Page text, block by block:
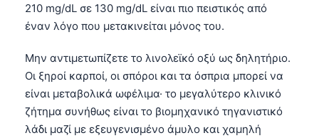
210 mg/dL σε 130 mg/dL είναι πιο πειστικός από
έναν λόγο που μετακινείται μόνος του.
Μην αντιμετωπίζετε το λινολεϊκό οξύ ως δηλητήριο.
Οι ξηροί καρποί, οι σπόροι και τα όσπρια μπορεί να
είναι μεταβολικά ωφέλιμα· το μεγαλύτερο κλινικό
ζήτημα συνήθως είναι το βιομηχανικό τηγανιστικό
λάδι μαζί με εξευγενισμένο άμυλο και χαμηλή
ગુજરાતી
ಕನ್ನಡ
മലയാളം
Bahasa Melayu
Tagalog